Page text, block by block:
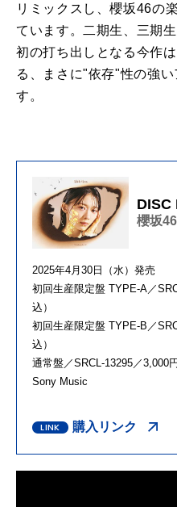
リミックスし、櫻坂46の
ています。二期生、三期
初の打ち出しとなる今作
る、まさに"依存"性の強
す。
DISC
櫻坂
2025年4月30日（水）発売
初回生産限定盤 TYPE-A／
込）
初回生産限定盤 TYPE-B／
込）
通常盤／SRCL-13295／3,000
Sony Music
購入リンク